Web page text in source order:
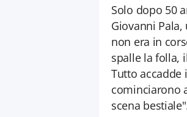
Solo dopo 50
Giovanni
non era in
spalle la folla,
Tutto accadde
cominciarono
scena